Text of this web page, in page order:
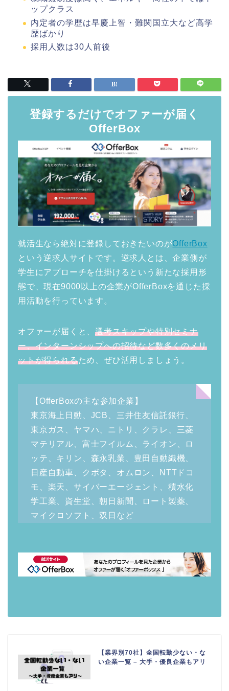
ップクラス
内定者の学歴は早慶上智・難関国立大など高学
歴ばかり
採用人数は30人前後
登録するだけでオファーが届く
OfferBox
就活生なら絶対に登録しておきたいのがOfferBox
という逆求人サイトです。逆求人とは、企業側が
学生にアプローチを仕掛けるという新たな採用形
態で、現在9000以上の企業がOfferBoxを通じた採
用活動を行っています。
オファーが届くと、選考スキップや特別セミナ
ー、インターンシップへの招待など数多くのメリ
ットが得られるため、ぜひ活用しましょう。
【OfferBoxの主な参加企業】
東京海上日動、JCB、三井住友信託銀行、
東京ガス、ヤマハ、ニトリ、クラレ、三菱
マテリアル、富士フイルム、ライオン、ロ
ッテ、キリン、森永乳業、豊田自動織機、
日産自動車、クボタ、オムロン、NTTドコ
モ、楽天、サイバーエージェント、積水化
学工業、資生堂、朝日新聞、ロート製薬、
マイクロソフト、双日など
【業界別70社】全国転勤少ない・な
い企業一覧 – 大手・優良企業もアリ